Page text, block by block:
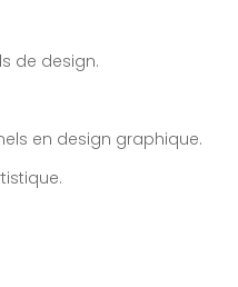
de design.
en design graphique.